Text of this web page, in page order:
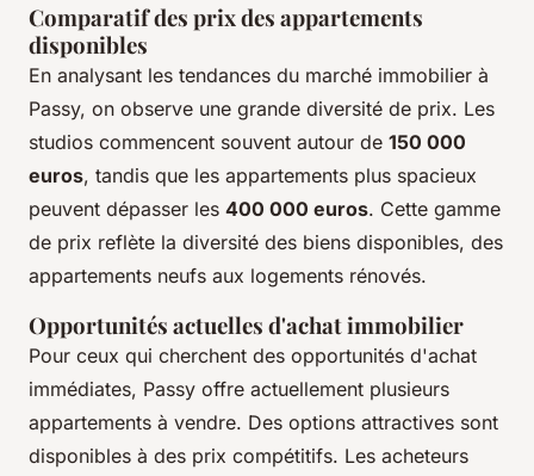
Comparatif des prix des appartements
disponibles
En analysant les tendances du marché immobilier à
Passy, on observe une grande diversité de prix. Les
studios commencent souvent autour de 150 000
euros, tandis que les appartements plus spacieux
peuvent dépasser les 400 000 euros. Cette gamme
de prix reflète la diversité des biens disponibles, des
appartements neufs aux logements rénovés.
Opportunités actuelles d'achat immobilier
Pour ceux qui cherchent des opportunités d'achat
immédiates, Passy offre actuellement plusieurs
appartements à vendre. Des options attractives sont
disponibles à des prix compétitifs. Les acheteurs